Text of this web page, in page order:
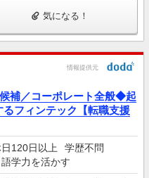
気になる！
情報提供元
補／コーポレート全般◆起
フィンテック【転職支援
120日以上
学歴不問
語学力を活かす